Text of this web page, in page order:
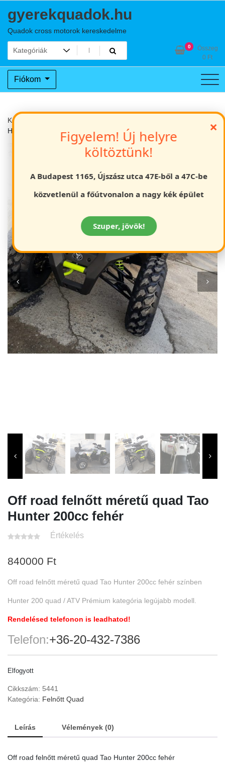
gyerekquadok.hu
Quadok cross motorok kereskedelme
0
Összeg
0 Ft
Fiókom
Kezdőlap
Hunter 200cc fehér
Off road felnőtt méretű quad Tao
Hunter 200cc fehér
Értékelés
840000 Ft
Off road felnőtt méretű quad Tao Hunter 200cc fehér színben
Hunter 200 quad / ATV Prémium kategória legújabb modell.
Rendelésed telefonon is leadhatod!
Telefon:+36-20-432-7386
Elfogyott
Cikkszám: 5441
Kategória: Felnőtt Quad
Leírás Vélemények (0)
Off road felnőtt méretű quad Tao Hunter 200cc fehér
×
Figyelem! Új helyre
költöztünk!
A Budapest 1165, Újszász utca 47E-ből a 47C-be
közvetlenül a főútvonalon a nagy kék épület
Szuper, jövök!